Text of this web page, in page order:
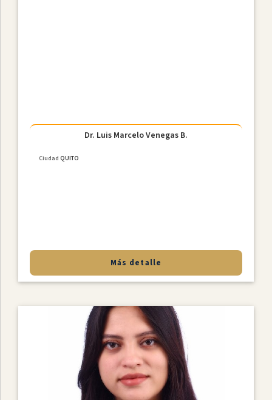
Dr. Luis Marcelo Venegas B.
Ciudad QUITO
Más detalle